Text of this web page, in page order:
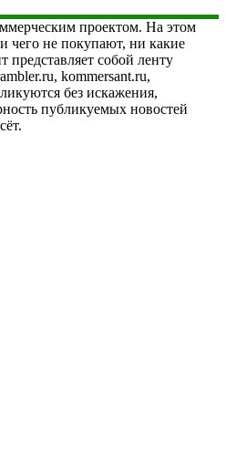
проектом. На этом
чего не покупают, ни какие
представляет собой ленту
kommersant.ru,
без искажения,
публикуемых новостей